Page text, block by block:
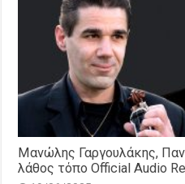
Μανώλης Γαργουλάκης,
λάθος τόπο Official Audio